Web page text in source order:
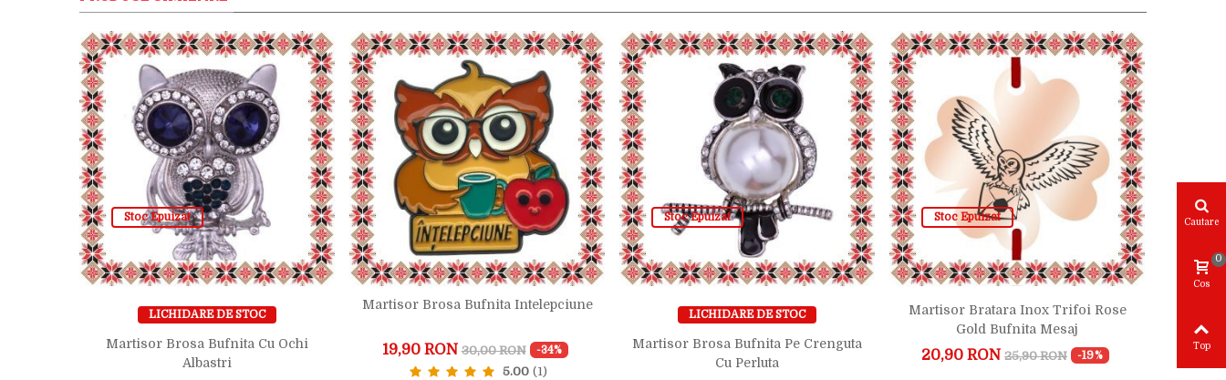
Stoc Epuizat
LICHIDARE DE STOC
Martisor Brosa Bufnita Cu Ochi
Albastri
Martisor Brosa Bufnita Intelepciune
19,90 RON 30,00 RON -34%
5.00 (1)
Stoc Epuizat
LICHIDARE DE STOC
Martisor Brosa Bufnita Pe Crenguta
Cu Perluta
Stoc Epuizat
Martisor Bratara Inox Trifoi Rose
Gold Bufnita Mesaj
20,90 RON 25,90 RON -19%
Cautare
Cos
0
Top